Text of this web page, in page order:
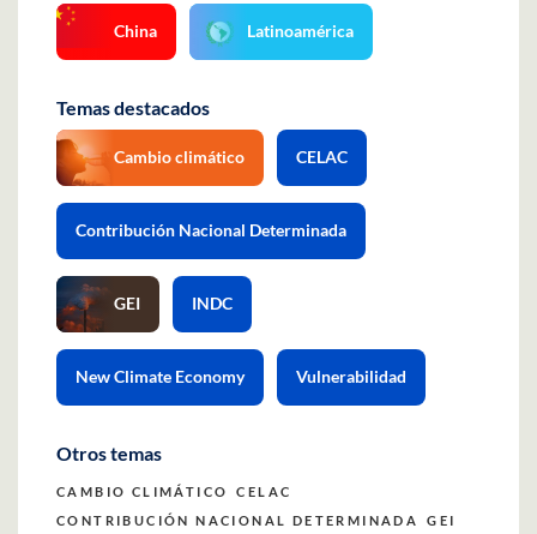
China Latinoamérica
Temas destacados
Cambio climático CELAC
Contribución Nacional Determinada
GEI INDC
New Climate Economy Vulnerabilidad
Otros temas
CAMBIO CLIMÁTICO
CELAC
CONTRIBUCIÓN NACIONAL DETERMINADA
GEI